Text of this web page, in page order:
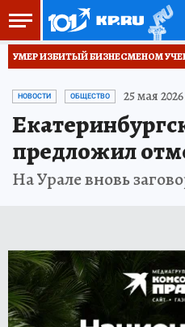
УМЕР ИЗБИТЫЙ БИЗНЕСМЕНОМ
НОВОСТИ ОБЩЕСТВО 25 мая
предложил
На Урале вновь